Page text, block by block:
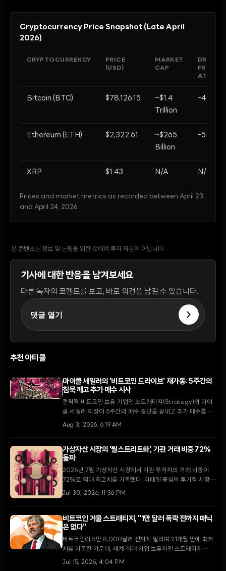
Cryptocurrency Price Snapshot (Late April
2026)
CRYPTOCURRENCY
PRICE
(USD)
MARKET
CAP
FROM
ATH
Bitcoin (BTC) $78,126.15
~$1.4
Trillion
-44%
Ethereum (ETH) $2,322.61
~$265
Billion
-54%
XRP $1.43 N/A N/A
Prices and market metrics as recorded between April 23
and April 24, 2026.
본 콘텐츠는 정보 및 논평을 위한 것이며 투자 자문이 아닙니다.
기사에 대한 반응을 남겨보세요
다른 독자의 코멘트를 보고, 바로 의견을 남길 수 있습니다.
댓글 열기
추천 아티클
마이클 세일러의 '비트코인 드라이브' 재가동: 5주간의
침묵 깨고 추가 매수 시사
전략적 비트코인 보유 기업인 스트래티지(Strategy)의 마이
클 세일러 의장이 5주간의 매수 중단을 끝내고 추가 매수를 시
사했다. 82억 달러 규모의 미실현 손실과 STRC 우선주의
Aug 3, 2026, 6:19 AM
가상자산 시장의 '월스트리트화', 기관 거래 비중 72%
돌파
2026년 7월 가상자산 시장에서 기관 투자자의 거래 비중이
72%로 역대 최고치를 기록했다. 리테일 중심의 투기적 시장에
서 월스트리트 주도의 제도권 시장으로 체질 개선이 가속화되
Jul 30, 2026, 11:36 PM
비트코인 거물 스트래티지, "1만 달러 폭락 전까지 패닉
은 없다"
비트코인이 5만 8,000달러 선까지 밀리며 21개월 만에 최저
치를 기록한 가운데, 세계 최대 기업 보유자인 스트래티지
(Strategy Inc.)가 강력한 보유 의지를 재확인했다. 퐁 레
Jul 15, 2026, 4:04 PM